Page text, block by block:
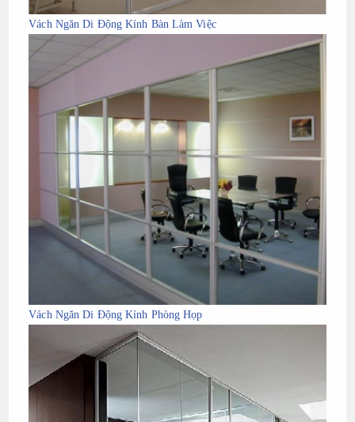
Vách Ngăn Di Động Kính Bàn Làm Việc
Vách Ngăn Di Động Kính Phòng Họp